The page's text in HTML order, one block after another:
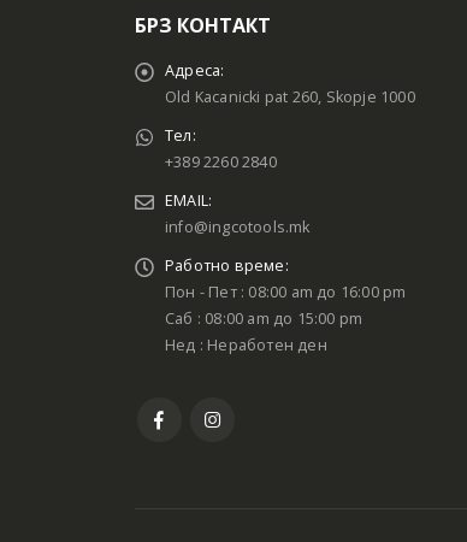
БРЗ КОНТАКТ
Адреса:
Old Kacanicki pat 260, Skopje 1000
Тел:
+389 2260 2840
EMAIL:
info@ingcotools.mk
Работно време:
Пон - Пет : 08:00 am до 16:00 pm
Саб : 08:00 am до 15:00 pm
Нед : Неработен ден